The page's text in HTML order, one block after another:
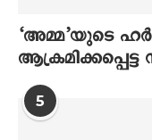
‘അമ്മ’യുടെ
5